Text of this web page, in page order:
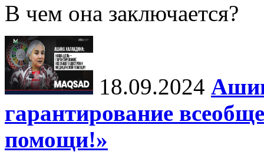
В чем она заключается?
18.09.2024
гарантирование
помощи!»